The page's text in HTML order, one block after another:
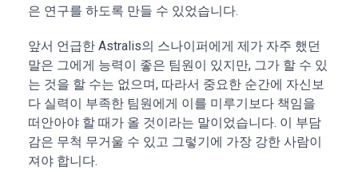
은 연구를 하도록 만들 수 있었습니다.
앞서 언급한 Astralis의 스나이퍼에게 제가 자주 했던
말은 그에게 능력이 좋은 팀원이 있지만, 그가 할 수 있
는 것을 할 수는 없으며, 따라서 중요한 순간에 자신보
다 실력이 부족한 팀원에게 이를 미루기보다 책임을
떠안아야 할 때가 올 것이라는 말이었습니다. 이 부담
감은 무척 무거울 수 있고 그렇기에 가장 강한 사람이
져야 합니다.